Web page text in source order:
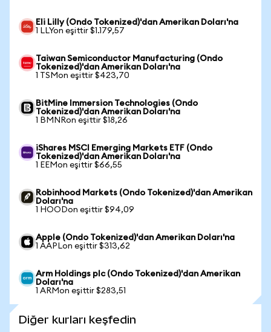
Eli Lilly (Ondo Tokenized)'dan Amerikan Doları'na
1 LLYon eşittir $1.179,57
Taiwan Semiconductor Manufacturing (Ondo
Tokenized)'dan Amerikan Doları'na
1 TSMon eşittir $423,70
BitMine Immersion Technologies (Ondo
Tokenized)'dan Amerikan Doları'na
1 BMNRon eşittir $18,26
iShares MSCI Emerging Markets ETF (Ondo
Tokenized)'dan Amerikan Doları'na
1 EEMon eşittir $66,55
Robinhood Markets (Ondo Tokenized)'dan Amerikan
Doları'na
1 HOODon eşittir $94,09
Apple (Ondo Tokenized)'dan Amerikan Doları'na
1 AAPLon eşittir $313,62
Arm Holdings plc (Ondo Tokenized)'dan Amerikan
Doları'na
1 ARMon eşittir $283,51
Diğer kurları keşfedin